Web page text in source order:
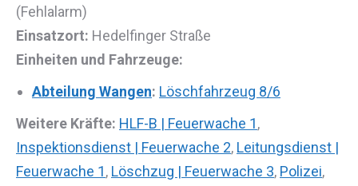
(Fehlalarm)
Einsatzort: Hedelfinger Straße
Einheiten und Fahrzeuge:
Abteilung Wangen: Löschfahrzeug 8/6
Weitere Kräfte: HLF-B | Feuerwache 1,
Inspektionsdienst | Feuerwache 2, Leitungsdienst |
Feuerwache 1, Löschzug | Feuerwache 3, Polizei,